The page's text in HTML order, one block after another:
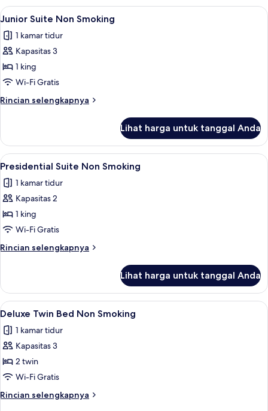
Twin
Non
Lihat
semua
foto
untuk
Junior
Suite
Non
Smoking
Brankas, meja kerja, ruang kerja
1
Junior Suite Non Smoking
1 kamar tidur
Kapasitas 3
1 king
Wi-Fi Gratis
Rincian selengkapnya
Rincian
Junior
Suite
Non
Lihat harga untuk tanggal Anda
Lihat
semua
foto
untuk
Presidential
Suite
Non
Smoking
Presidential Suite Non Smoking |
1
Presidential Suite Non Smoking
1 kamar tidur
Kapasitas 2
1 king
Wi-Fi Gratis
Rincian selengkapnya
Rincian
Presidential
Suite
Non
Lihat harga untuk tanggal Anda
Lihat
semua
foto
untuk
Deluxe
Twin
Bed
Non
Brankas, meja kerja, ruang kerja
1
Deluxe Twin Bed Non Smoking
1 kamar tidur
Kapasitas 3
2 twin
Wi-Fi Gratis
Rincian selengkapnya
Rincian